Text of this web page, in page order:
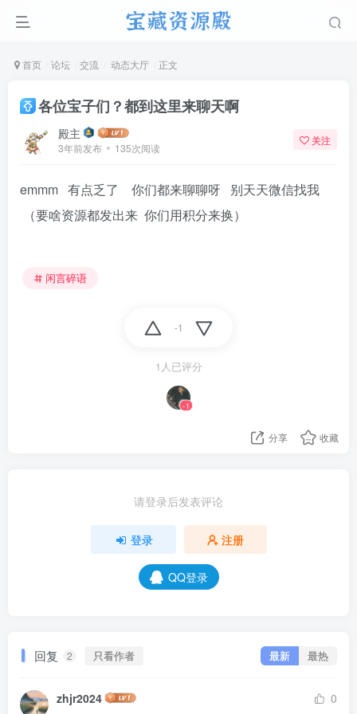
首页 论坛 交流 动态大厅 正文
各位宝子们？都到这里来聊天啊
殿主
3年前发布 135次阅读
关注
emmm 有点乏了 你们都来聊聊呀 别天天微信找我
（要啥资源都发出来 你们用积分来换）
闲言碎语
-1
1人已评分
-1
分享 收藏
请登录后发表评论
登录 注册
QQ登录
回复 2 只看作者 最新 最热
zhjr2024 0